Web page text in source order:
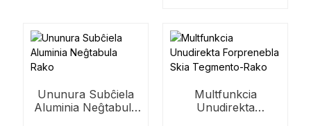
Ununura Subĉiela
Aluminia Neĝtabula
Multfunkcia
Unudirekta